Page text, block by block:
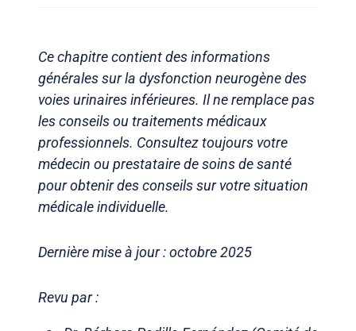
Ce chapitre contient des informations
générales sur la dysfonction neurogène des
voies urinaires inférieures. Il ne remplace pas
les conseils ou traitements médicaux
professionnels. Consultez toujours votre
médecin ou prestataire de soins de santé
pour obtenir des conseils sur votre situation
médicale individuelle.
Dernière mise à jour : octobre 2025
Revu par :